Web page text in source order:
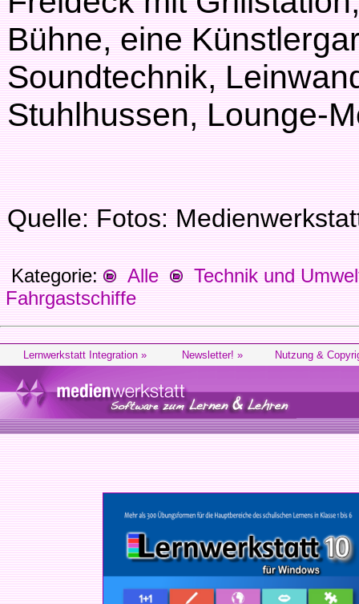
Bühne, eine
Soundtechnik,
Stuhlhussen, Lounge-
Quelle: Fotos:
Kategorie: Alle
Technik und
Fahrgastschiffe
Lernwerkstatt Integration » Newsletter! » Nutzung &